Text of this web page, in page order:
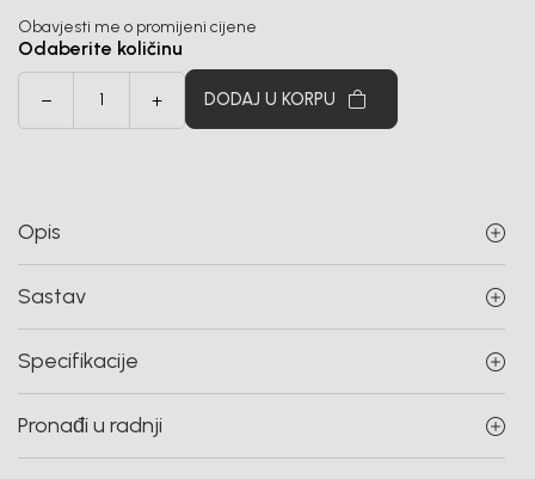
Obavjesti me o promijeni cijene
Odaberite količinu
DODAJ U KORPU
Opis
Sastav
Specifikacije
Pronađi u radnji